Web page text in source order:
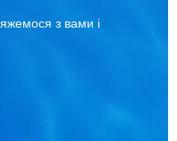
з вами і